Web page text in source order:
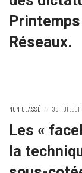
Réseaux.
POSTED
NON CLASSÉ
POSTED
30
Les «
la